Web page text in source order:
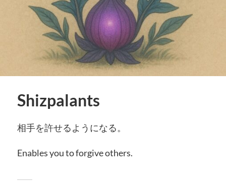
Shizpalants
相手を許せるようになる。
Enables you to forgive others.